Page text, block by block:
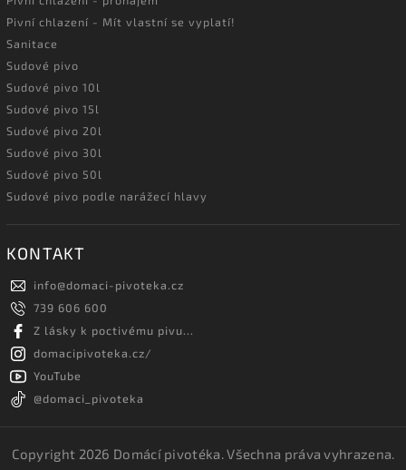
Pivní chlazení - Mít vlastní se vyplatí!
Sanitace
Sudové pivo
Sudové pivo 10l
Sudové pivo 15l
Sudové pivo 20l
Sudové pivo 30l
Sudové pivo 50l
Sudové pivo podle narážecí hlavy
KONTAKT
info@domaci-pivoteka.cz
739 606 600
Z lásky k poctivému pivu...
domacipivoteka.cz/
YouTube
@domaci_pivoteka
Copyright 2026 Domácí pivotéka. Všechna práva vyhrazena.